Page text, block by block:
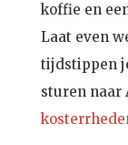
koffie en
Laat even
tijdstippen
sturen naar